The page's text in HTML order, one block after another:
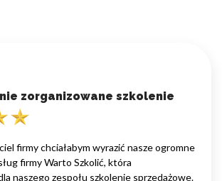
zorganizowane szkolenie
firmy chciałabym wyrazić nasze ogromne
firmy Warto Szkolić, która
naszego zespołu szkolenie sprzedażowe.